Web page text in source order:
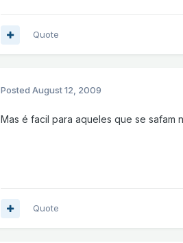
Quote
Posted August 12, 2009
Mas é facil para aqueles que se safam
Quote